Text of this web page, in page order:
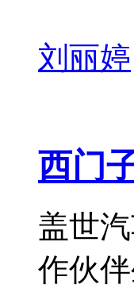
刘丽婷
西门
盖世
作伙